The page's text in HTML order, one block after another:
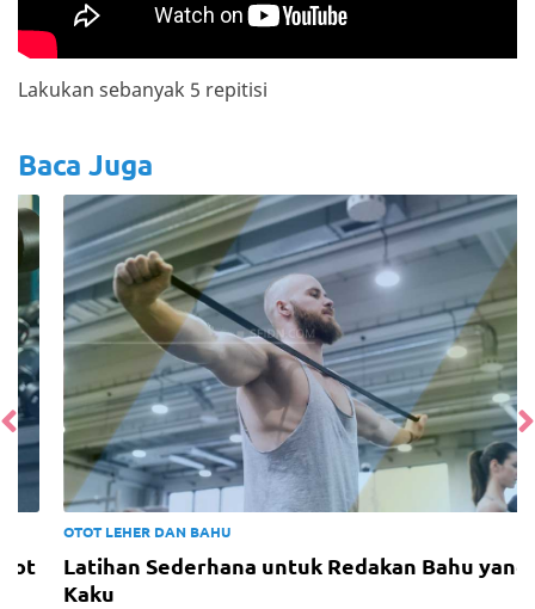
Lakukan sebanyak 5 repitisi
Baca Juga
OTOT LEHER DAN BAHU
Latihan Sederhana untuk Redakan Bahu yang
Kaku